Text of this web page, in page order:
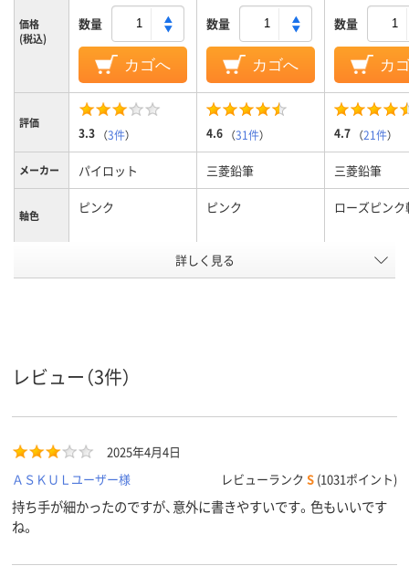
価格
(税込)
数量
カゴへ
数量
カゴへ
数量
カ
評価
3.3 （3件） 4.6 （31件） 4.7 （21件）
メーカー パイロット 三菱鉛筆 三菱鉛筆
軸色 ピンク ピンク ローズピンク
0.5mm
軸径 10.7mm
アスクル
商品環境
スコア
85
詳しく見る
レビュー（3件）
2025年4月4日
ＡＳＫＵＬユーザー様
レビューランク S (1031ポイント)
持ち手が細かったのですが、意外に書きやすいです。色もいいです
ね。